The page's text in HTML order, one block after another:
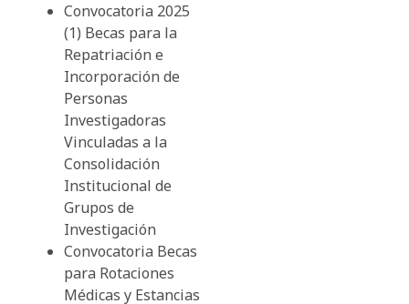
Convocatoria 2025
(1) Becas para la
Repatriación e
Incorporación de
Personas
Investigadoras
Vinculadas a la
Consolidación
Institucional de
Grupos de
Investigación
Convocatoria Becas
para Rotaciones
Médicas y Estancias